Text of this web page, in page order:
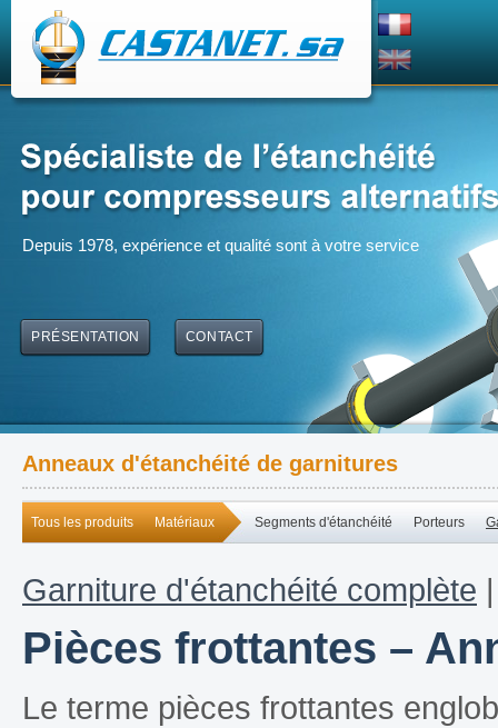
Depuis 1978, expérience et qualité sont à votre service
PRÉSENTATION CONTACT
Anneaux d'étanchéité de garnitures
Tous les produits Matériaux Segments d'étanchéité Porteurs
Garniture d'étanchéité complète
Pièces frottantes –
Le terme pièces frottantes